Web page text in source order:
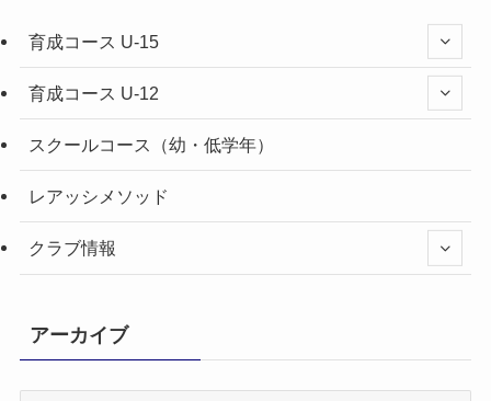
育成コース U-15
育成コース U-12
スクールコース（幼・低学年）
レアッシメソッド
クラブ情報
アーカイブ